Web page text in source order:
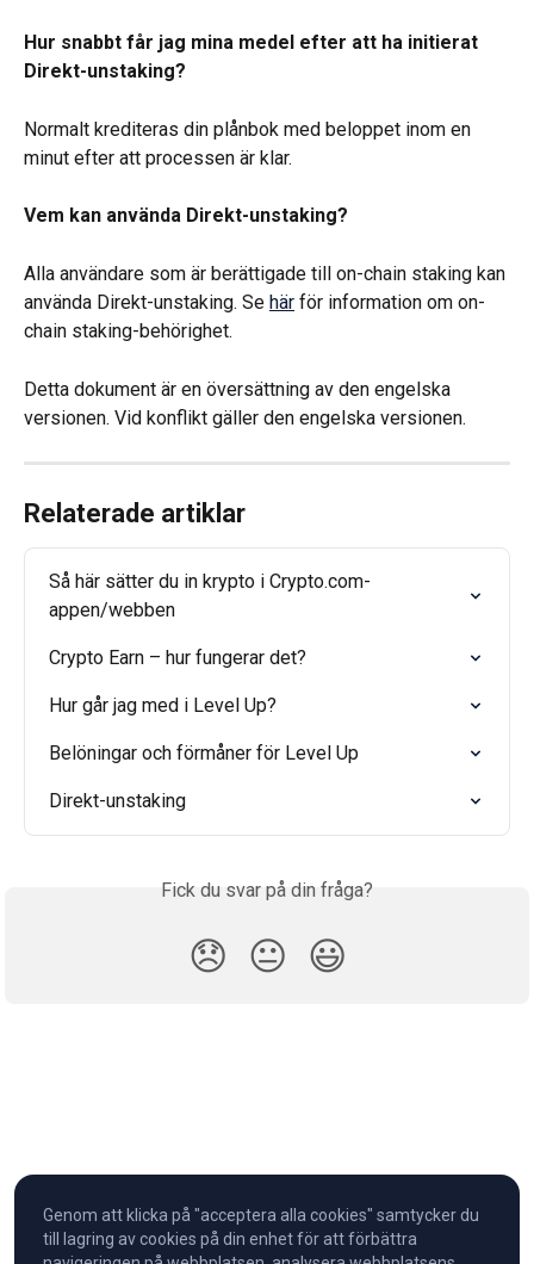
Hur snabbt får jag mina medel efter att ha initierat
Direkt-unstaking?
Normalt krediteras din plånbok med beloppet inom en
minut efter att processen är klar.
Vem kan använda Direkt-unstaking?
Alla användare som är berättigade till on-chain staking kan
använda Direkt-unstaking. Se här för information om on-
chain staking-behörighet.
Detta dokument är en översättning av den engelska
versionen. Vid konflikt gäller den engelska versionen.
Relaterade artiklar
Så här sätter du in krypto i Crypto.com-
appen/webben
Crypto Earn – hur fungerar det?
Hur går jag med i Level Up?
Belöningar och förmåner för Level Up
Direkt-unstaking
Fick du svar på din fråga?
😞 😐 😃
Genom att klicka på "acceptera alla cookies" samtycker du
till lagring av cookies på din enhet för att förbättra